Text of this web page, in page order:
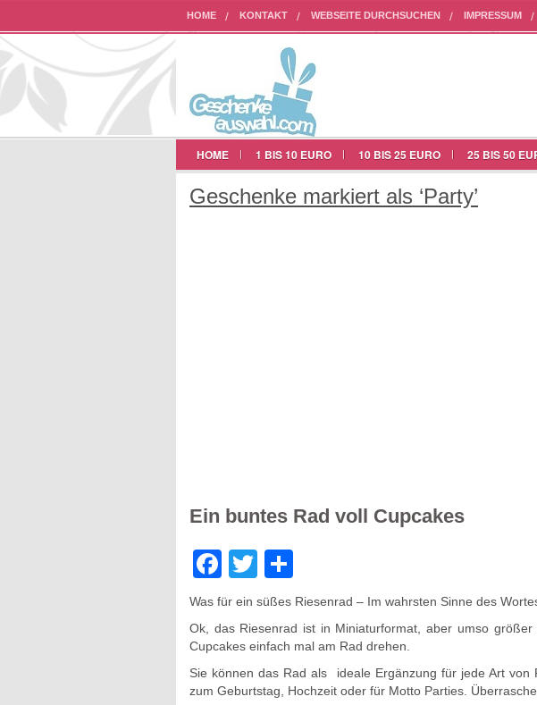
HOME KONTAKT WEBSEITE DURCHSUCHEN IMPRESSUM
AUF UNSERER WEBSEITE WERBEN
HOME 1 BIS 10 EURO 10 BIS 25 EURO 25 BIS 50
Geschenke markiert als ‘Party’
Ein buntes Rad voll Cupcakes
Facebook
Twitter
Was für ein süßes Riesenrad – Im wahrsten Sinne des
Ok, das Riesenrad ist in Miniaturformat, aber umso
Cupcakes einfach mal am Rad drehen.
Sie können das Rad als
ideale Ergänzung für jede Art von
zum Geburtstag, Hochzeit oder für Motto Parties.